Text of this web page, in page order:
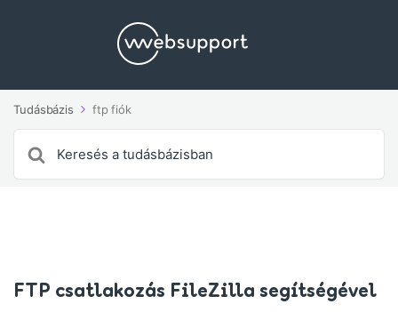
Tudásbázis ftp fiók
For
FTP csatlakozás FileZilla segítségével